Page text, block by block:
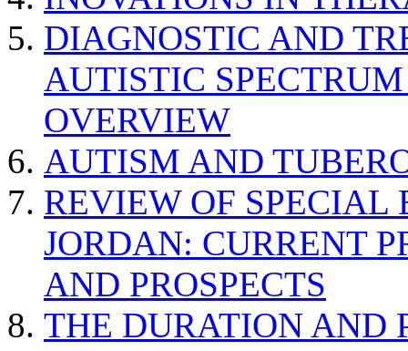
DIAGNOSTIC AND
AUTISTIC
OVERVIEW
AUTISM AND
REVIEW OF SPECIAL
JORDAN: CURRENT
AND PROSPECTS
THE DURATION AND